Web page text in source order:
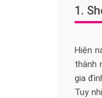
1.
Hiện
thành
gia
Tuy